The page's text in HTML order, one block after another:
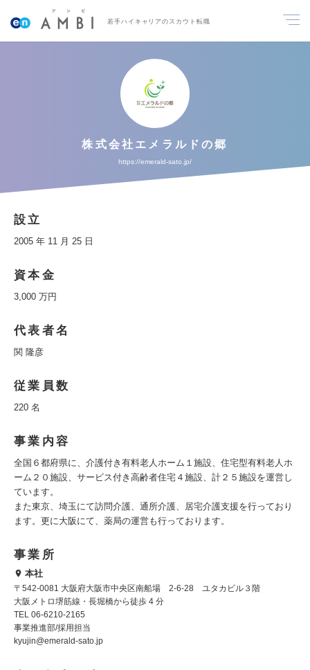
若手ハイキャリアのスカウト転職
株式会社エメラルドの郷
https://emerald-sato.jp/
設立
2005 年 11 月 25 日
資本金
3,000 万円
代表者名
関 隆彦
従業員数
220 名
事業内容
全国６都府県に、介護付き有料老人ホーム１施設、住宅型有料老人ホ
ーム２０施設、サービス付き高齢者住宅４施設、計２５施設を運営し
ています。
また東京、埼玉にて訪問介護、通所介護、居宅介護支援を行っており
ます。更に大阪にて、薬局の運営も行っております。
事業所
本社
〒542-0081 大阪府大阪市中央区南船場 2-6-28 ユタカビル３階
大阪メトロ堺筋線・長堀橋から徒歩 4 分
TEL 06-6210-2165
事業推進部/採用担当
kyujin@emerald-sato.jp